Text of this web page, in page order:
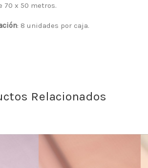
70 x 50 metros.
: 8 unidades por caja.
Relacionados